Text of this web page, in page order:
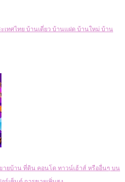
เทศไทย บ้านเดี่ยว บ้านแฝด บ้านใหม่ บ้าน
ยบ้าน ที่ดิน คอนโด ทาวน์เฮ้าส์ หรืออื่นๆ บน